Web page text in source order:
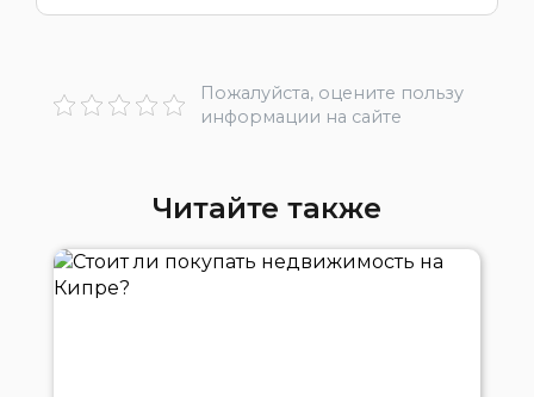
Пожалуйста, оцените пользу
информации на сайте
Читайте также